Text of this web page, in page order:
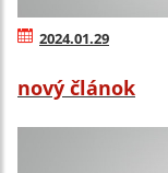
2024.01.29
nový článok